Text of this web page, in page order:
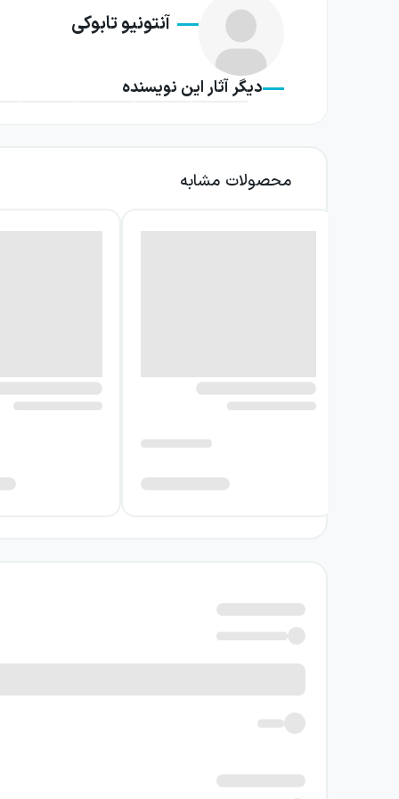
گذر زمان موضوع مرکزی کتاب است، اما این
درهم می‌آمیزد. هر داستان جست‌وجویی
پشت سکوت و ناگفته‌ها پنهان شده باشد.
درعین‌حال ناآرام می‌کند. ترس و عشق در
مانده و آنچه هنوز امکان فهمیدن دارد دعوت
نویسنده کتاب زمان زود پیر
آنتونیو تابوکی در این اثر نویسنده‌ای
میان داستان‌ها پیوند ایجاد می‌کنند. تابوکی
ایدالگو و جایزه سالنتو.
این کتاب برای خوانندگانی پیشنهاد می‌شود که
آنتونیو تابوکی
دیگر آثار این نویسنده
محصولات مشابه